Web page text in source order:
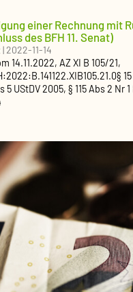
einer Rechnung mit
des BFH 11. Senat)
|2022-11-14
14.11.2022, AZXI B 105/21,
§
5 UStDV 2005, § 115 Abs 2 Nr